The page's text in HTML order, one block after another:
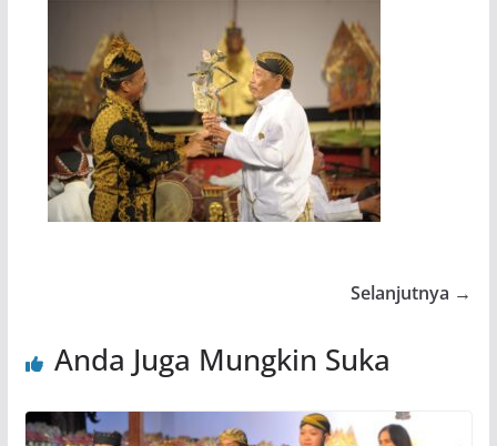
Selanjutnya →
Anda Juga Mungkin Suka